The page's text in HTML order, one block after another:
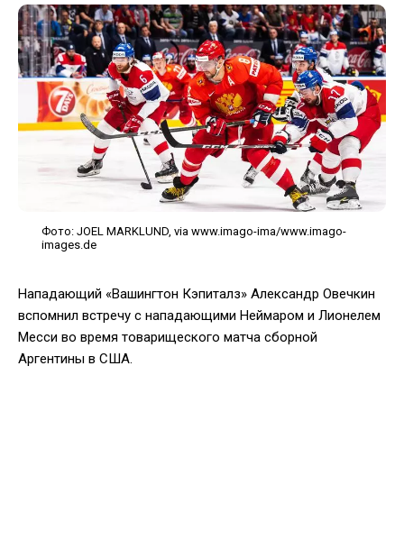
Фото: JOEL MARKLUND, via www.imago-ima/www.imago-
images.de
Нападающий «Вашингтон Кэпиталз» Александр Овечкин
вспомнил встречу с нападающими Неймаром и Лионелем
Месси во время товарищеского матча сборной
Аргентины в США.